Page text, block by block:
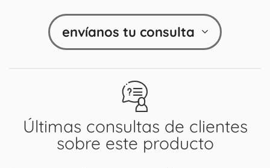
Últimas consultas de clientes
sobre este producto
envíanos tu consulta